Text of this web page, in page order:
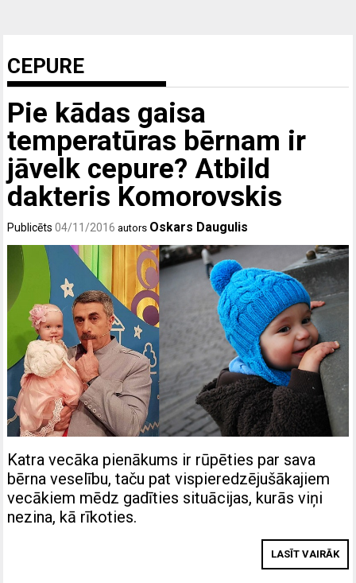
CEPURE
Pie kādas gaisa
temperatūras bērnam ir
jāvelk cepure? Atbild
dakteris Komorovskis
Publicēts04/11/2016 autors Oskars Daugulis
Katra vecāka pienākums ir rūpēties par sava
bērna veselību, taču pat vispieredzējušākajiem
vecākiem mēdz gadīties situācijas, kurās viņi
nezina, kā rīkoties.
LASĪT VAIRĀK